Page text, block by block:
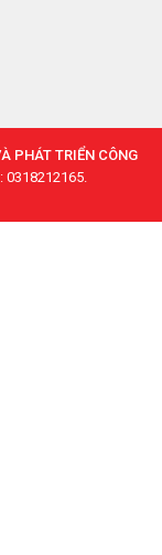
PHÁT TRIỂN CÔNG
0318212165.